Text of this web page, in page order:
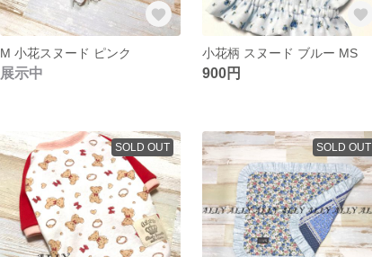
M 小花スヌード ピンク
展示中
小花柄 スヌード ブルー MS
900円
SOLD OUT SOLD OUT